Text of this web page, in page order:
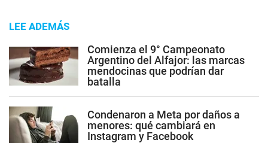
LEE ADEMÁS
Comienza el 9° Campeonato
Argentino del Alfajor: las marcas
mendocinas que podrían dar
batalla
Condenaron a Meta por daños a
menores: qué cambiará en
Instagram y Facebook